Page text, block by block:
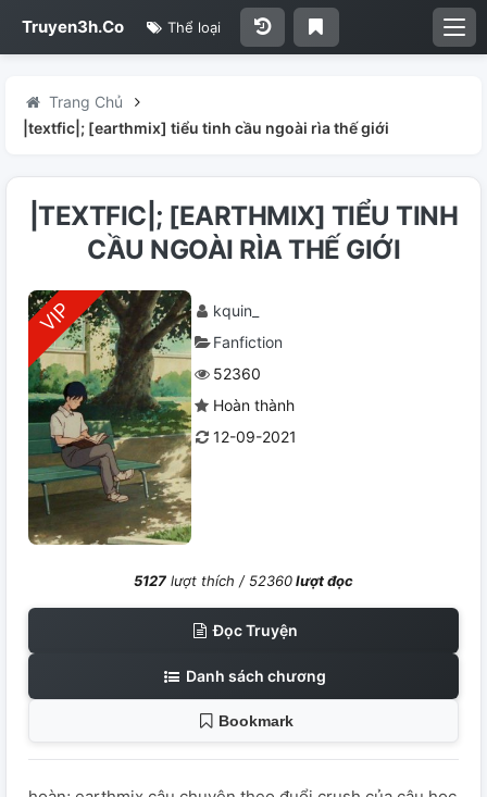
Truyen3h.Co Thể loại
Trang Chủ
|textfic|; [earthmix] tiểu tinh cầu ngoài rìa thế giới
|TEXTFIC|; [EARTHMIX] TIỂU TINH
CẦU NGOÀI RÌA THẾ GIỚI
kquin_
Fanfiction
52360
Hoàn thành
12-09-2021
5127 lượt thích /52360lượt đọc
Đọc Truyện
Danh sách chương
Bookmark